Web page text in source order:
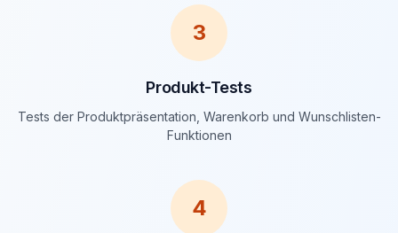
3
Produkt-Tests
Tests der Produktpräsentation, Warenkorb und Wunschlisten-
Funktionen
4